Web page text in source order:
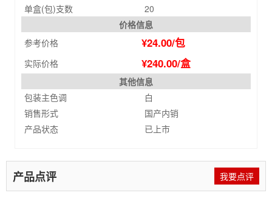
单盒(包)支数
20
价格信息
参考价格
¥24.00/包
实际价格 ¥240.00/盒
其他信息
包装主色调
白
销售形式
国产内销
产品状态
已上市
产品点评 我要点评